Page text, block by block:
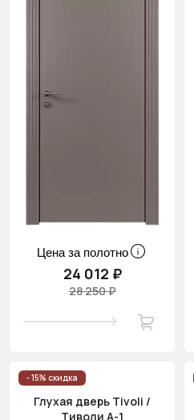
Цена за полотно
24 012 ₽
28 250 ₽
- 15% скидка
Глухая дверь Tivoli /
Тиволи А-1